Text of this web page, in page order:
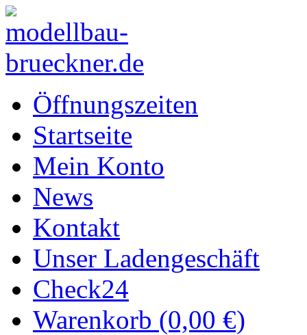
Öffnungszeiten
Startseite
Mein Konto
News
Kontakt
Unser Ladengeschäft
Check24
Warenkorb (0,00 €)